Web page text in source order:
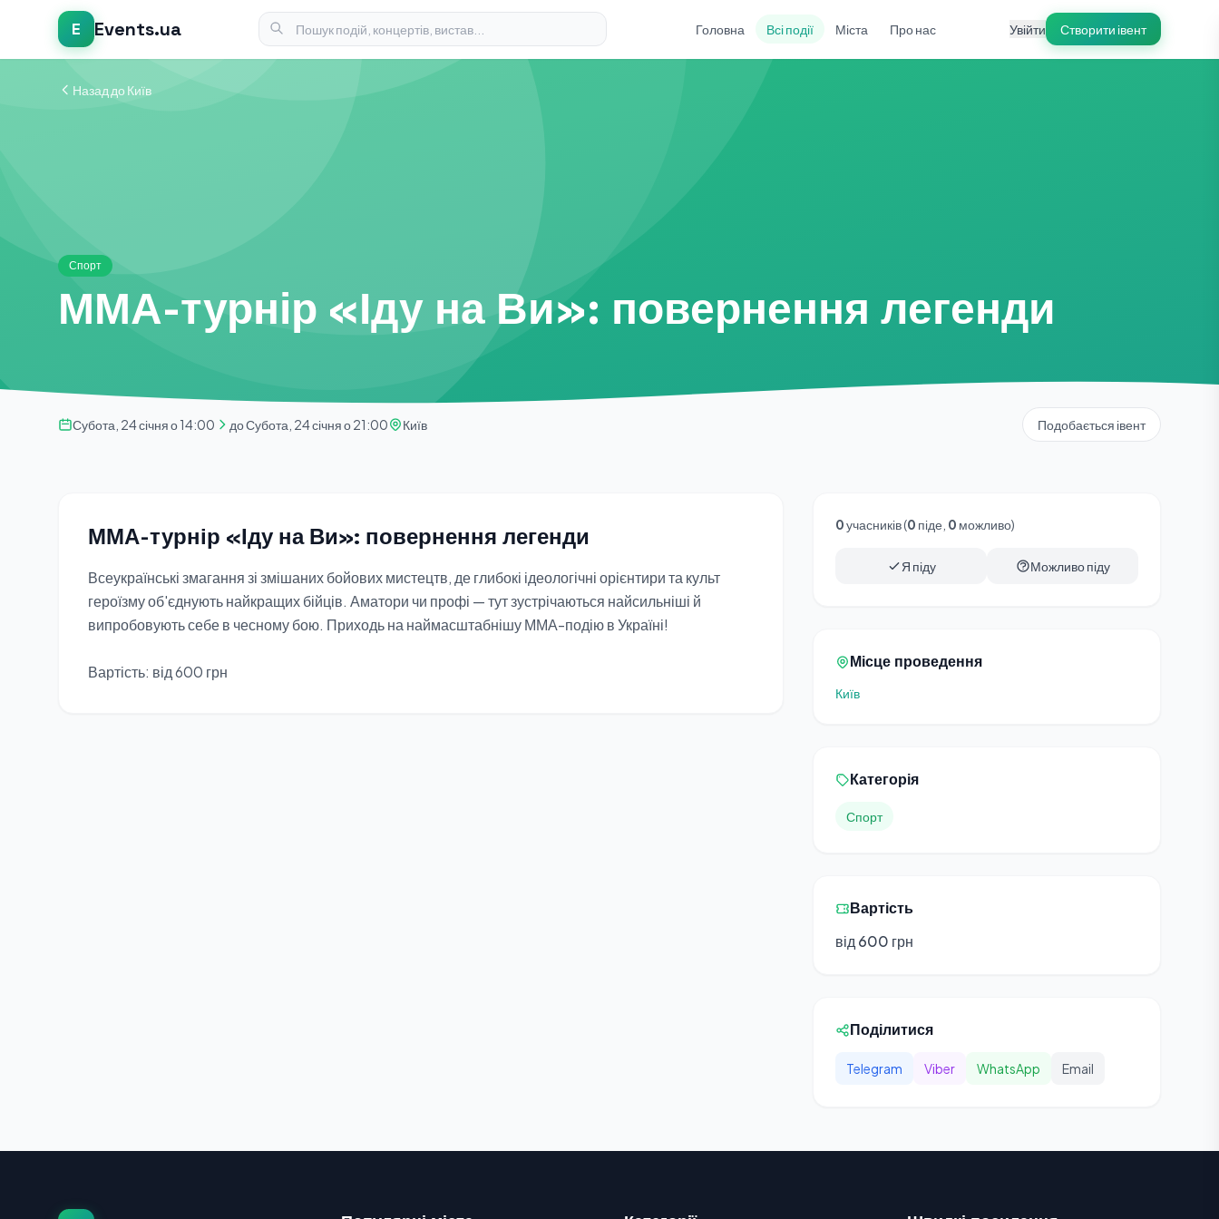
E Events.ua Головна Всі події Міста Про нас Увійти Створити івент
Назад до Київ
Спорт
ММА-турнір «Іду на Ви»: повернення легенди
Субота, 24 січня о 14:00 до Субота, 24 січня о 21:00 Київ Подобається івент
ММА-турнір «Іду на Ви»: повернення легенди
Всеукраїнські змагання зі змішаних бойових мистецтв, де глибокі ідеологічні орієнтири та культ
героїзму об'єднують найкращих бійців. Аматори чи профі — тут зустрічаються найсильніші й
випробовують себе в чесному бою. Приходь на наймасштабнішу ММА-подію в Україні!
Вартість: від 600 грн
0учасників (0 піде, 0 можливо)
Я піду Можливо піду
Місце проведення
Київ
Категорія
Спорт
Вартість
від 600 грн
Поділитися
Telegram Viber WhatsApp Email